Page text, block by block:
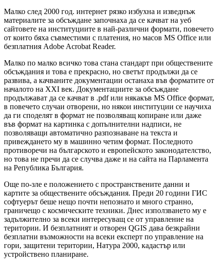
Малко след 2000 год. интернет рязко избухна и изведнъж
материалите за обсъждане започнаха да се качват на уеб
сайтовете на институциите в най-различни формати, повечето
от които бяха съвместими с платения, но масов MS Office или
безплатния Adobe Acrobat Reader.
Малко по малко всичко това стана стандарт при обществените
обсъждания и това е прекрасно, но светът продължи да се
развива, а качваните документации останаха във форматите от
началото на XXI век. Документациите за обсъждане
продължават да се качват в .pdf или някакъв MS Office формат,
в повечето случаи отворени, но някои институции се научиха
да ги споделят в формат не позволяващ копиране или даже
във формат на картинка с допълнителни надписи, не
позволяващи автоматично разпознаване на текста и
привеждането му в машинно четим формат. Последното
противоречи на българското и европейското законодателство,
но това не пречи да се случва даже и на сайта на Парламента
на Република България.
Още по-зле е положението с пространствените данни и
картите за обществените обсъждания. Преди 20 години ГИС
софтуерът беше нещо почти непознато и много странно,
граничещо с космическите техники. Днес използването му е
задължително за всеки интересуващ се от управление на
територии. И безплатният и отворен QGIS дава безкрайни
безплатни възможности на всеки експерт по управление на
гори, защитени територии, Натура 2000, кадастър или
устройствено планиране.